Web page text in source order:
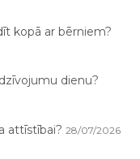
kopā ar bērniem?
dienu?
attīstībai? 28/07/2026